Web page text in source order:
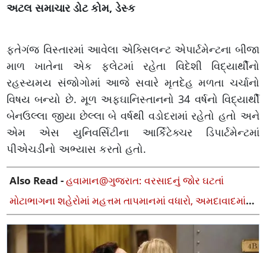
અટલ સમાચાર ડોટ કોમ, ડેસ્ક
ફતેગંજ વિસ્તારમાં આવેલા એક્સિલન્ટ એપાર્ટમેન્ટના બીજા
માળ ખાતેના એક ફ્લેટમાં રહેતા વિદેશી વિદ્યાર્થીનો
રહસ્યમય સંજોગોમાં આજે સવારે મૃતદેહ મળતા ચર્ચાનો
વિષય બન્યો છે. મૂળ અફઘાનિસ્તાનનો 34 વર્ષનો વિદ્યાર્થી
બેનઉલ્લા જીયા છેલ્લા બે વર્ષથી વડોદરામાં રહેતો હતો અને
એમ એસ યુનિવર્સિટીના આર્કિટેક્ચર ડિપાર્ટમેન્ટમાં
પીએચડીનો અભ્યાસ કરતો હતો.
Also Read -હવામાન@ગુજરાત: વરસાદનું જોર ઘટતાં
મોટાભાગના શહેરોમાં મહત્તમ તાપમાનમાં વધારો, અમદાવાદમાં
ઝાપટાં વરસ્યાં